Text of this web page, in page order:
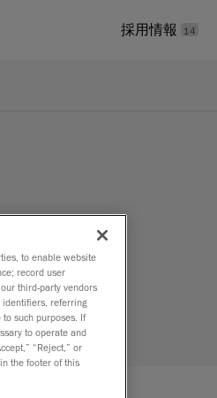
採用情報 14
to enable website
record user
third-party vendors
identifiers, referring
such purposes. If
to operate and
“Reject,” or
the footer of this